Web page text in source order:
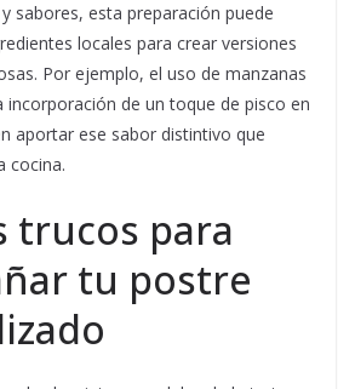
sabores, esta preparación puede
locales para crear versiones
Por ejemplo, el uso de manzanas
incorporación de un toque de pisco en
aportar ese sabor distintivo que
cocina.
trucos para
tu postre